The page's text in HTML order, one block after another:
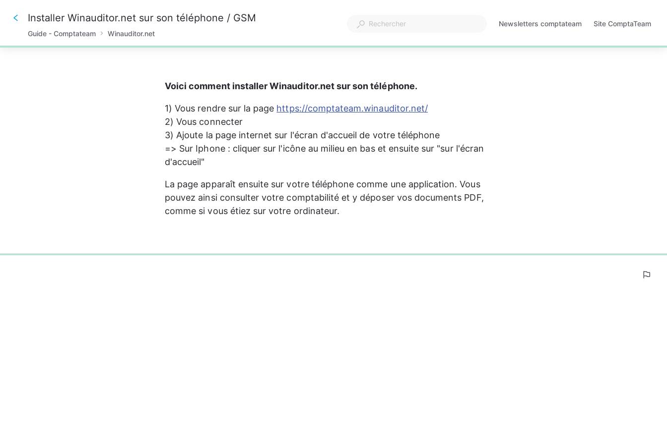
0%
Installer Winauditor.net sur son téléphone / GSM
Guide - Comptateam Winauditor.net
Newsletters comptateam
S'ouvre
Site ComptaTeam
S'ouvre
Voici comment installer Winauditor.net sur son téléphone.
1) Vous rendre sur la page https://comptateam.winauditor.net/
2) Vous connecter
3) Ajoute la page internet sur l'écran d'accueil de votre téléphone
=> Sur Iphone : cliquer sur l'icône au milieu en bas et ensuite sur "sur l'écran
d'accueil"
La page apparaît ensuite sur votre téléphone comme une application. Vous
pouvez ainsi consulter votre comptabilité et y déposer vos documents PDF,
comme si vous étiez sur votre ordinateur.
0%